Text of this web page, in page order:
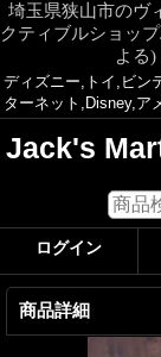
埼玉県狭山市のヴ
クティブルショッ
よる
ディズニー,トイ,ビン
ターネット,Disney,ア
Jack's
ログイン
商品詳細